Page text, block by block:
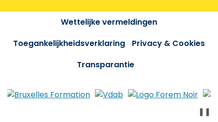
Wettelijke vermeldingen
Toegankelijkheidsverklaring
Privacy & Cookies
Transparantie
❚❚